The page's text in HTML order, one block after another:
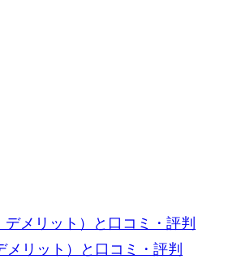
リット）と口コミ・評判